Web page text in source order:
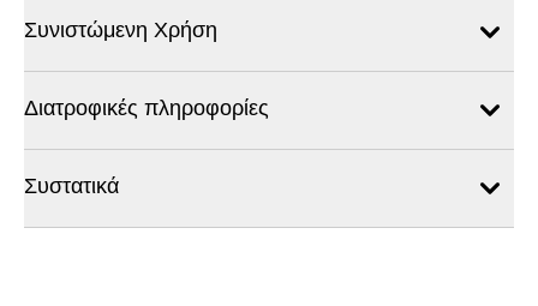
Συνιστώμενη Χρήση
Διατροφικές πληροφορίες
Συστατικά